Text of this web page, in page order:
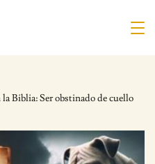
Biblia: Ser obstinado de cuello